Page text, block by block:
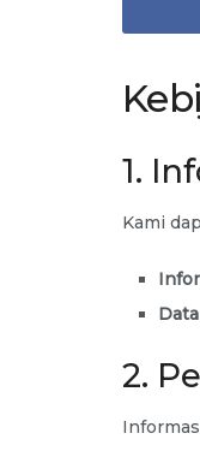
1.
Kami
2.